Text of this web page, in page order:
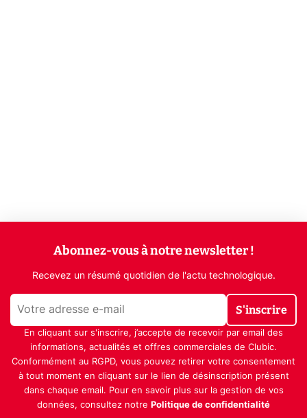
Abonnez-vous à notre newsletter !
Recevez un résumé quotidien de l'actu technologique.
S'inscrire
En cliquant sur s'inscrire, j’accepte de recevoir par email des
informations, actualités et offres commerciales de Clubic.
Conformément au RGPD, vous pouvez retirer votre consentement
à tout moment en cliquant sur le lien de désinscription présent
dans chaque email. Pour en savoir plus sur la gestion de vos
données, consultez notre Politique de confidentialité